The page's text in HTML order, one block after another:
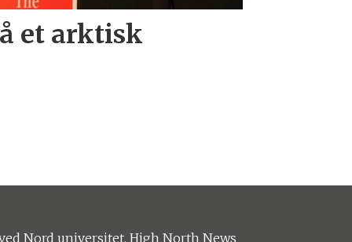
et arktisk
Nord universitet. High North News